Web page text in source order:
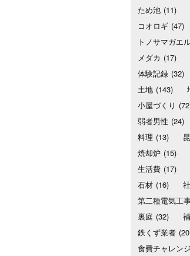
ため池 (11)
コオロギ (47)
トノサマガエ
メダカ (17)
体験記録 (32)
土地 (143)
小屋づくり
弱者男性 (24)
料理 (13)
焼却炉 (15)
生活費 (17)
石材 (16)
第二種電気工
裏庭 (32)
鉄くず業者
食費チャレンジ